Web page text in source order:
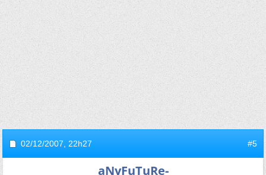
02/12/2007, 22h27 #5
aNyFuTuRe-